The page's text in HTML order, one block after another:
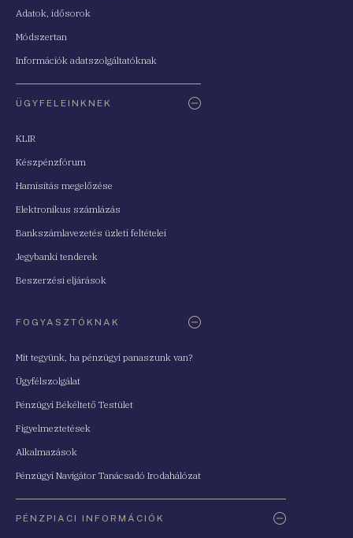
Adatok, idősorok
Módszertan
Információk adatszolgáltatóknak
ÜGYFELEINKNEK
KLIR
Készpénzfórum
Hamisítás megelőzése
Elektronikus számlázás
Bankszámlavezetés üzleti feltételei
Jegybanki tenderek
Beszerzési eljárások
FOGYASZTÓKNAK
Mit tegyünk, ha pénzügyi panaszunk van?
Ügyfélszolgálat
Pénzügyi Békéltető Testület
Figyelmeztetések
Alkalmazások
Pénzügyi Navigátor Tanácsadó Irodahálózat
PÉNZPIACI INFORMÁCIÓK